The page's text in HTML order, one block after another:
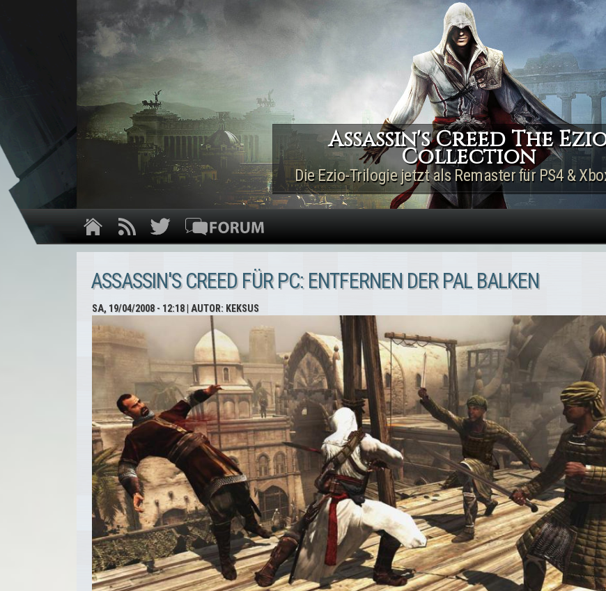
Direkt zum Inhalt
Assassin's Creed The
Collection
Die Ezio-Trilogie jetzt als Remaster für PS4 &
ASSASSIN'S CREED FÜR PC: ENTFERNEN DER PAL BALKEN
SA, 19/04/2008 - 12:18| AUTOR: KEKSUS